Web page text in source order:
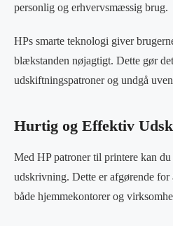
personlig og erhvervsmæssig brug.
HPs smarte teknologi giver
blækstanden nøjagtigt. Dette gør
udskiftningspatroner og undgå
Hurtig og Effektiv
Med HP patroner til printere kan
udskrivning. Dette er afgørende
både hjemmekontorer og